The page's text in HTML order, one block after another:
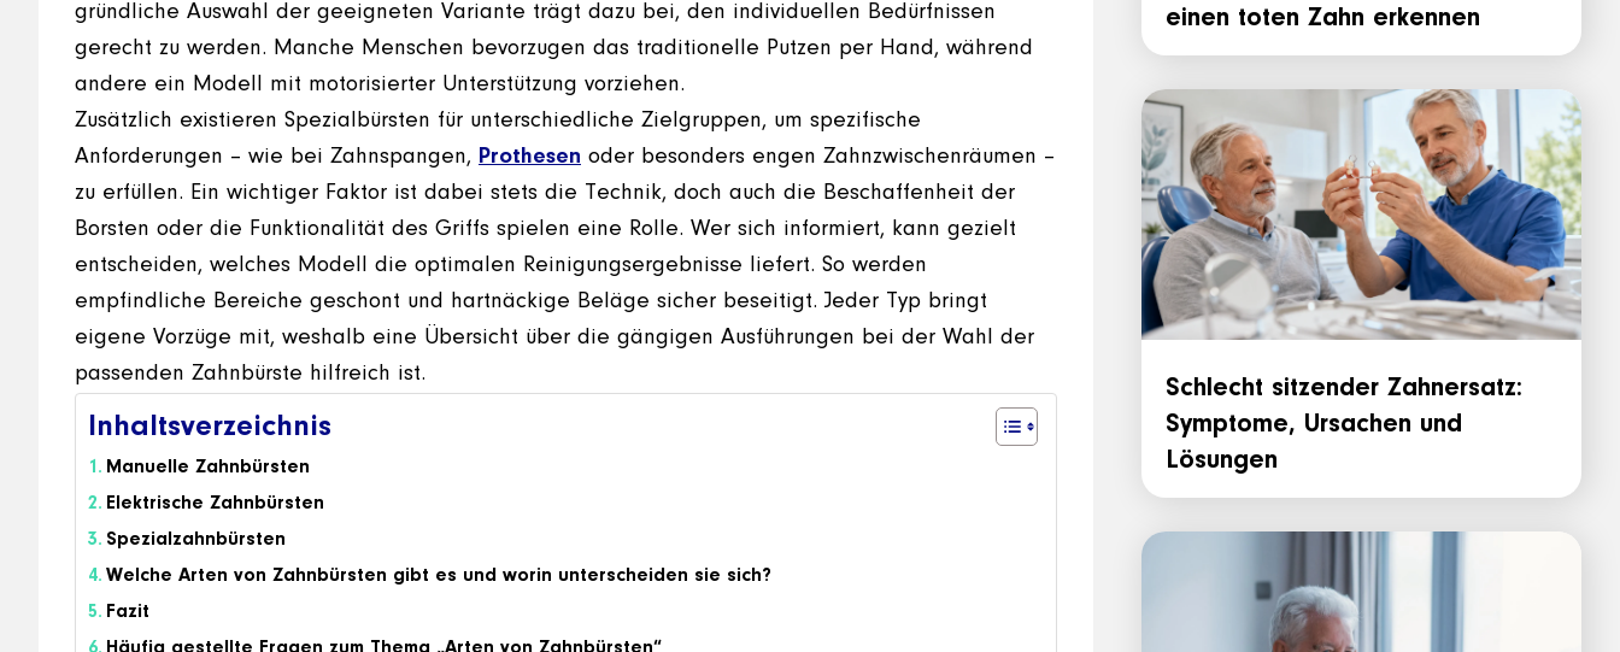
gründliche Auswahl der geeigneten Variante trägt dazu bei, den individuellen Bedürfnissen
gerecht zu werden. Manche Menschen bevorzugen das traditionelle Putzen per Hand, während
andere ein Modell mit motorisierter Unterstützung vorziehen.
Zusätzlich existieren Spezialbürsten für unterschiedliche Zielgruppen, um spezifische
Anforderungen – wie bei Zahnspangen, Prothesen oder besonders engen Zahnzwischenräumen –
zu erfüllen. Ein wichtiger Faktor ist dabei stets die Technik, doch auch die Beschaffenheit der
Borsten oder die Funktionalität des Griffs spielen eine Rolle. Wer sich informiert, kann gezielt
entscheiden, welches Modell die optimalen Reinigungsergebnisse liefert. So werden
empfindliche Bereiche geschont und hartnäckige Beläge sicher beseitigt. Jeder Typ bringt
eigene Vorzüge mit, weshalb eine Übersicht über die gängigen Ausführungen bei der Wahl der
passenden Zahnbürste hilfreich ist.
Inhaltsverzeichnis
Manuelle Zahnbürsten
Elektrische Zahnbürsten
Spezialzahnbürsten
Welche Arten von Zahnbürsten gibt es und worin unterscheiden sie sich?
Fazit
einen toten Zahn erkennen
Schlecht sitzender Zahnersatz:
Symptome, Ursachen und
Lösungen